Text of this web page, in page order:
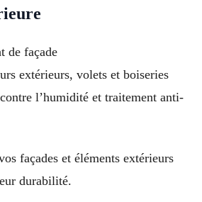
de façade
extérieurs, volets et boiseries
l’humidité et traitement anti-
façades et éléments extérieurs
durabilité.